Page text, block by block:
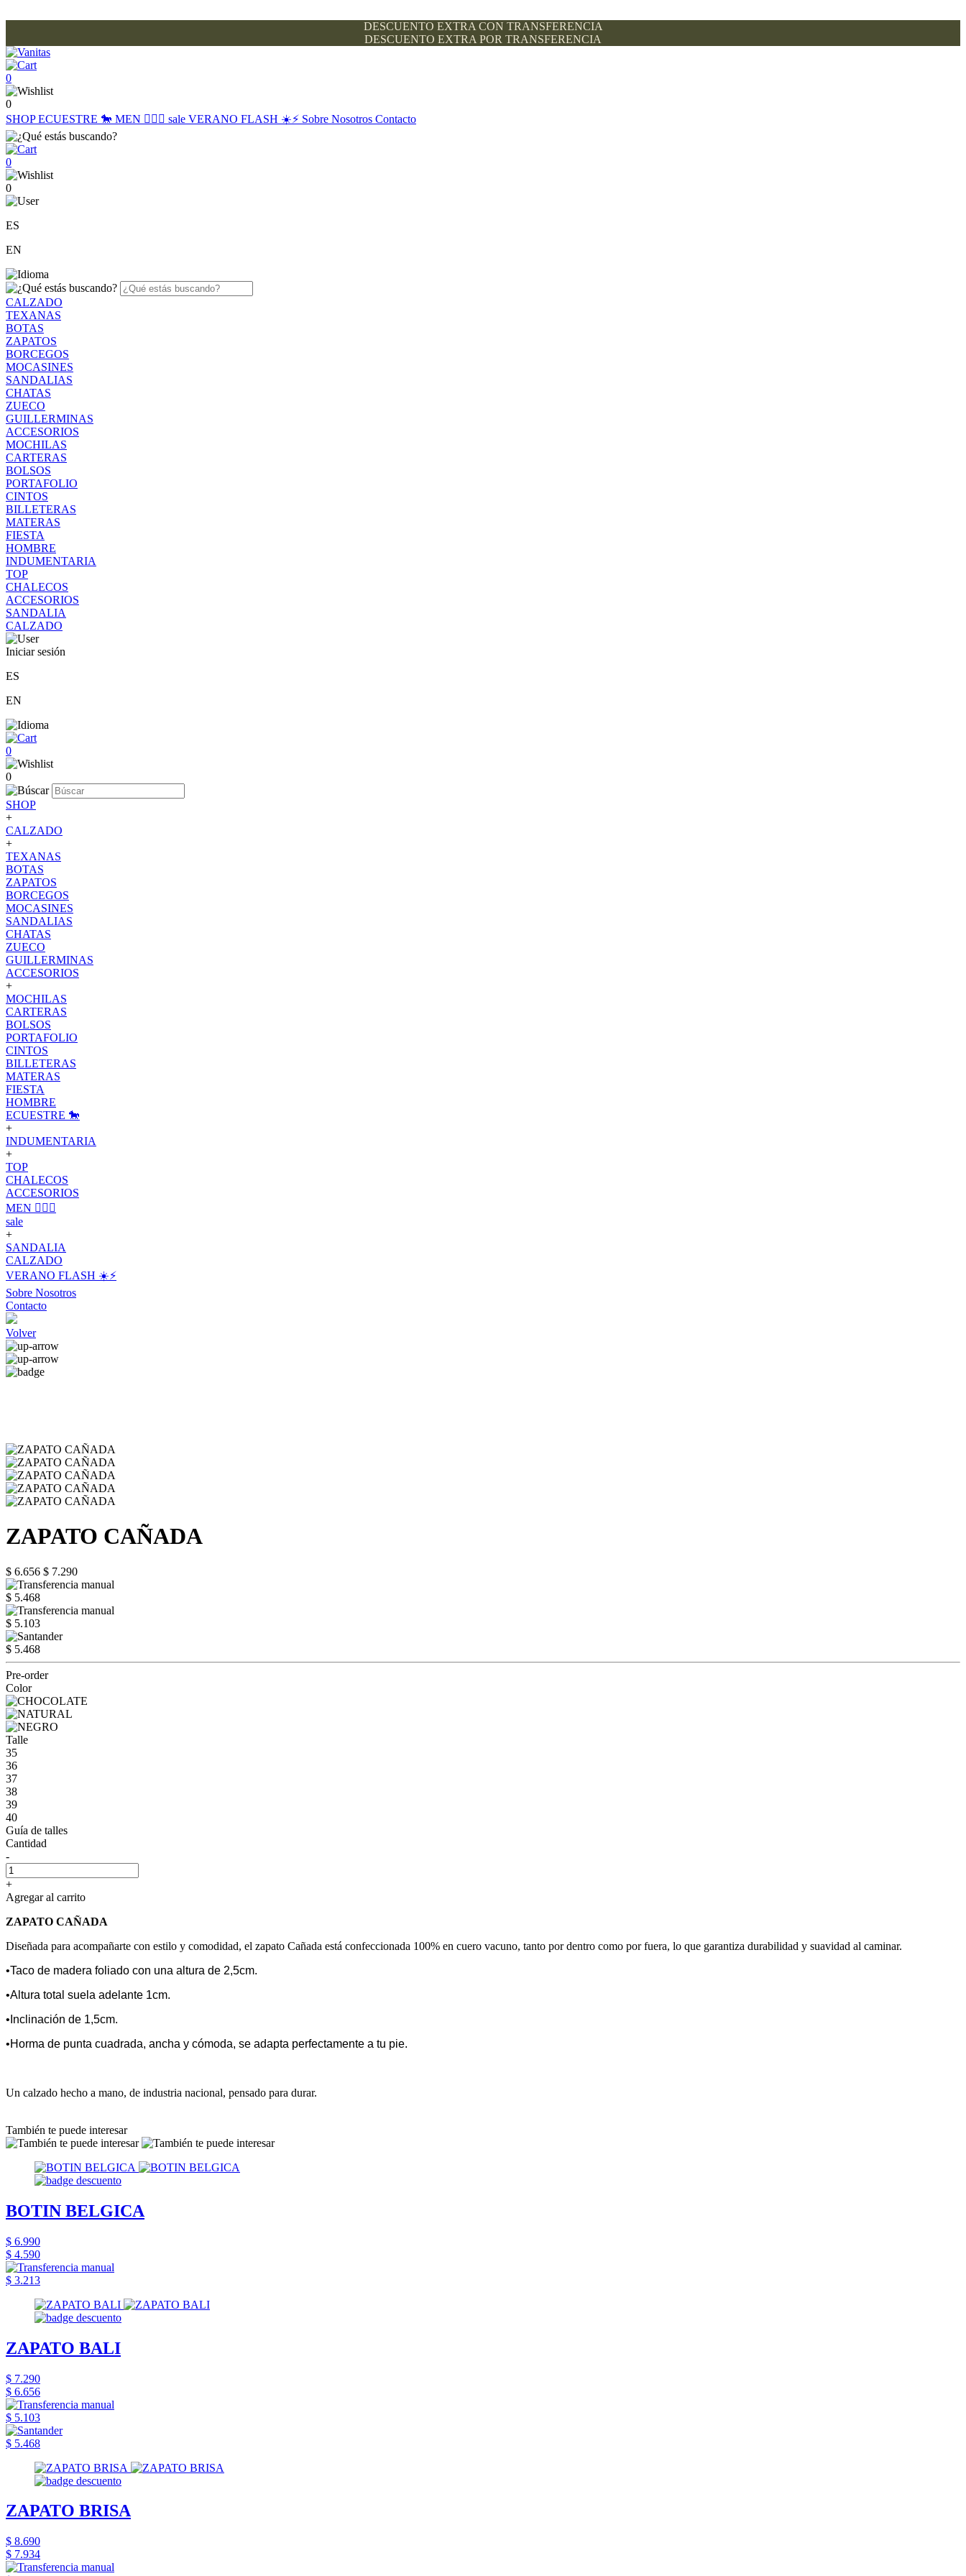
DESCUENTO EXTRA CON TRANSFERENCIA
DESCUENTO EXTRA POR TRANSFERENCIA
0
0
SHOPECUESTRE 🐎 MEN 🙋🏽‍♂️ sale VERANO FLASH ☀️⚡️ Sobre Nosotros Contacto
0
0
ES
EN
CALZADO
TEXANAS
BOTAS
ZAPATOS
BORCEGOS
MOCASINES
SANDALIAS
CHATAS
ZUECO
GUILLERMINAS
ACCESORIOS
MOCHILAS
CARTERAS
BOLSOS
PORTAFOLIO
CINTOS
BILLETERAS
MATERAS
FIESTA
HOMBRE
INDUMENTARIA
TOP
CHALECOS
ACCESORIOS
SANDALIA
CALZADO
Iniciar sesión
ES
EN
0
0
SHOP
+
CALZADO
+
TEXANAS
BOTAS
ZAPATOS
BORCEGOS
MOCASINES
SANDALIAS
CHATAS
ZUECO
GUILLERMINAS
ACCESORIOS
+
MOCHILAS
CARTERAS
BOLSOS
PORTAFOLIO
CINTOS
BILLETERAS
MATERAS
FIESTA
HOMBRE
ECUESTRE 🐎
+
INDUMENTARIA
+
TOP
CHALECOS
ACCESORIOS
MEN 🙋🏽‍♂️
sale
+
SANDALIA
CALZADO
VERANO FLASH ☀️⚡️
Sobre Nosotros
Contacto
Volver
ZAPATO CAÑADA
$ 6.656 $ 7.290
$ 5.468
$ 5.103
$ 5.468
Pre-order
Color
Talle
35
36
37
38
39
40
Guía de talles
Cantidad
-
+
Agregar al carrito
ZAPATO CAÑADA
Diseñada para acompañarte con estilo y comodidad, el zapato Cañada está confeccionada 100% en cuero vacuno, tanto por dentro como por fuera, lo que garantiza durabilidad y suavidad al caminar.
•Taco de madera foliado con una altura de 2,5cm.
•Altura total suela adelante 1cm.
•Inclinación de 1,5cm.
•Horma de punta cuadrada, ancha y cómoda, se adapta perfectamente a tu pie.
Un calzado hecho a mano, de industria nacional, pensado para durar.
También te puede interesar
BOTIN BELGICA
$ 6.990
$ 4.590
$ 3.213
ZAPATO BALI
$ 7.290
$ 6.656
$ 5.103
$ 5.468
ZAPATO BRISA
$ 8.690
$ 7.934